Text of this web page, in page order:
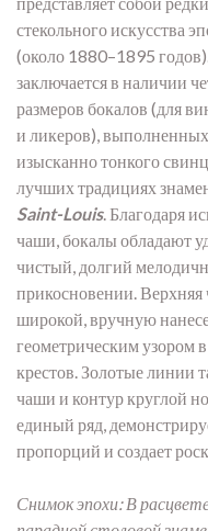
стекольного искусства
(около 1880–1895
заключается в наличии
размеров бокалов (для
и ликеров),
изысканно тонкого
лучших традициях
Saint-Louis. Благодаря
чаши, бокалы обладают
чистый, долгий
прикосновении. Верхняя
широкой, вручную
геометрическим узором
крестов. Золотые линии
чаши и контур круглой
единый ряд,
пропорций и создает
Снимок эпохи: В